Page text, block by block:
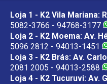
Loja 1 - K2 Vila Mariana:
5082-3766 - 94768-3177
Loja 2 - K2 Moema: Av.
5096 2812 - 94013-1451
Loja 3 - K2 Brás: Av.
2081 2005 - 94013-2588
Loja 4 - K2 Tucuruvi: Av.